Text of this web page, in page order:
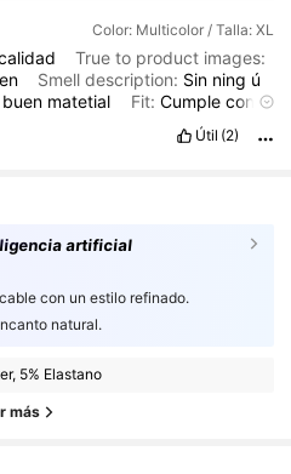
Color: Multicolor / Talla: XL
True to product images:
Smell description: Sin ning ú
buen matetial Fit: Cumple con
,
Útil (2)
artificial
con un estilo refinado.
natural.
5% Elastano
más